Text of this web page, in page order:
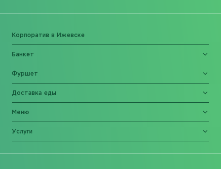
Корпоратив в Ижевске
Банкет
Фуршет
Доставка еды
Меню
Услуги